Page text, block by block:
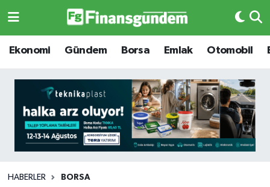
Ekonomi Gündem Borsa Emlak Otomobil
HABERLER BORSA
Ekonomi
Borsa
Emlak
Ekonomi
Borsa
Emlak